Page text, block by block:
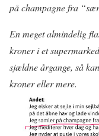
på champagne fra
En meget almindelig
kroner i et
sjældne årgange, så
kroner eller mere.